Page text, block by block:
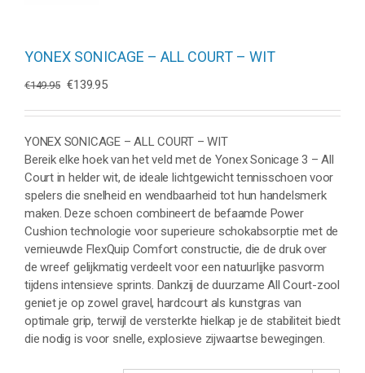
YONEX SONICAGE – ALL COURT – WIT
€149.95 Oorspronkelijke
was:
€149.95.
€139.95Huidige
is:
€139.95.
YONEX SONICAGE – ALL COURT – WIT
Bereik elke hoek van het veld met de Yonex Sonicage 3 – All
Court in helder wit, de ideale lichtgewicht tennisschoen voor
spelers die snelheid en wendbaarheid tot hun handelsmerk
maken. Deze schoen combineert de befaamde Power
Cushion technologie voor superieure schokabsorptie met de
vernieuwde FlexQuip Comfort constructie, die de druk over
de wreef gelijkmatig verdeelt voor een natuurlijke pasvorm
tijdens intensieve sprints. Dankzij de duurzame All Court-zool
geniet je op zowel gravel, hardcourt als kunstgras van
optimale grip, terwijl de versterkte hielkap je de stabiliteit biedt
die nodig is voor snelle, explosieve zijwaartse bewegingen.